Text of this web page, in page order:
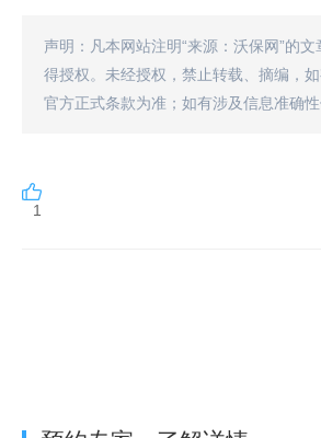
声明：凡本网站注明“来源：沃保网”的
得授权。未经授权，禁止转载、摘编，
官方正式条款为准；如有涉及信息准确
1